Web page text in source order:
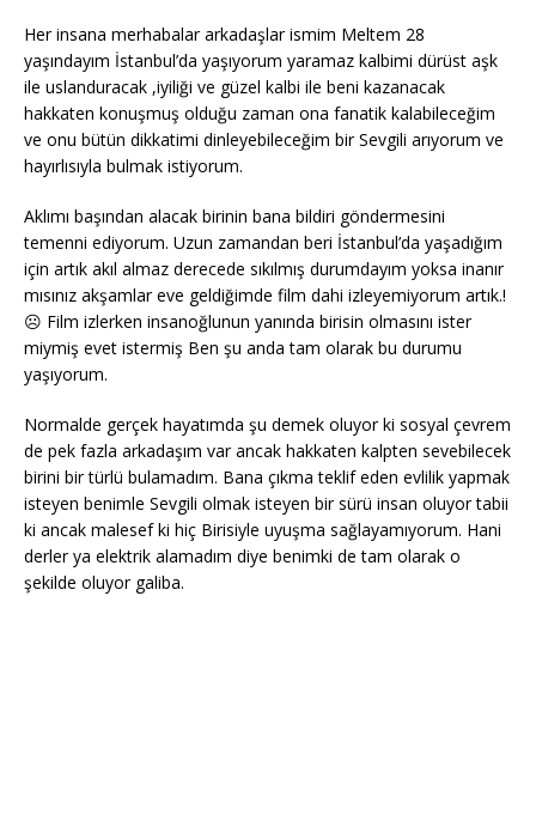
Her insana merhabalar arkadaşlar ismim Meltem 28
yaşındayım İstanbul’da yaşıyorum yaramaz kalbimi dürüst aşk
ile uslanduracak ,iyiliği ve güzel kalbi ile beni kazanacak
hakkaten konuşmuş olduğu zaman ona fanatik kalabileceğim
ve onu bütün dikkatimi dinleyebileceğim bir Sevgili arıyorum ve
hayırlısıyla bulmak istiyorum.
Aklımı başından alacak birinin bana bildiri göndermesini
temenni ediyorum. Uzun zamandan beri İstanbul’da yaşadığım
için artık akıl almaz derecede sıkılmış durumdayım yoksa inanır
mısınız akşamlar eve geldiğimde film dahi izleyemiyorum artık.!
☹️ Film izlerken insanoğlunun yanında birisin olmasını ister
miymiş evet istermiş Ben şu anda tam olarak bu durumu
yaşıyorum.
Normalde gerçek hayatımda şu demek oluyor ki sosyal çevrem
de pek fazla arkadaşım var ancak hakkaten kalpten sevebilecek
birini bir türlü bulamadım. Bana çıkma teklif eden evlilik yapmak
isteyen benimle Sevgili olmak isteyen bir sürü insan oluyor tabii
ki ancak malesef ki hiç Birisiyle uyuşma sağlayamıyorum. Hani
derler ya elektrik alamadım diye benimki de tam olarak o
şekilde oluyor galiba.